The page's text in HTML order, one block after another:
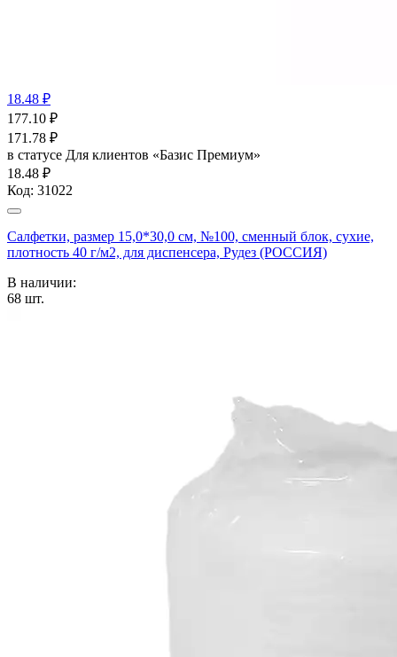
18.48 ₽
177.10 ₽
171.78 ₽
в статусе Для клиентов «Базис Премиум»
18.48 ₽
Код: 31022
Салфетки, размер 15,0*30,0 см, №100, сменный блок, сухие,
плотность 40 г/м2, для диспенсера, Рудез (РОССИЯ)
В наличии:
68 шт.